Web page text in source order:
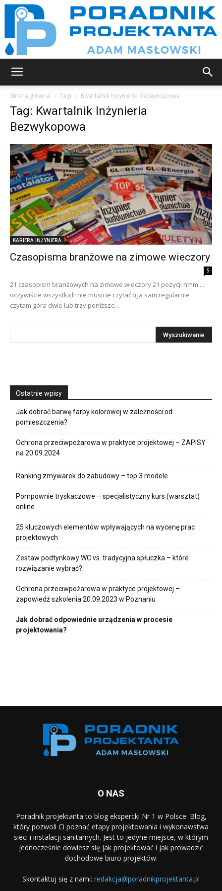
Strona główna Tagi Kwartalnik Inżynieria Bezwykopowa
Tag: Kwartalnik Inżynieria
Bezwykopowa
KARIERA INŻYNIERA
Czasopisma branżowe na zimowe wieczory
5
21 czasopism branżowych na zimowe wieczory 21 pozycji hmm ...
oczywiście wszystkich nie musicie czytać :) Ja sam regularnie
czytam góra dwie lub trzy poniższe...
Ostatnie wpisy
Jak dobrać barwę farby kolorowej w zależności od
pomieszczenia?
Ochrona przeciwpożarowa w praktyce projektowej – ZAPISY
na 20.09.2024
Ranking zmywarek do zabudowy – top 3 modele
Pompownie tryskaczowe – specjalistyczny kurs (warsztat)
online
25 kluczowych elementów wpływających na wycenę prac
projektowych
Zestaw podtynkowy WC vs. tradycyjna spłuczka – które
rozwiązanie wybrać?
Ochrona przeciwpożarowa w praktyce projektowej –
zapowiedź szkolenia 20.09.2023 w Poznaniu
Jak dobrać odpowiednie urządzenia w procesie
projektowania?
O NAS
Poradnik projektanta to blog ekspercki Nr 1 w Polsce. Blog,
który pozwoli Ci poznać etapy projektowania i wykonawstwa
sieci i instalacji sanitarnych. Jest to jedyne miejsce, w którym
jednocześnie dowiesz się jak projektować i jak prowadzić
dochodowe biuro projektów.
Skontaktuj się z nami: redakcja@poradnikprojektanta.pl